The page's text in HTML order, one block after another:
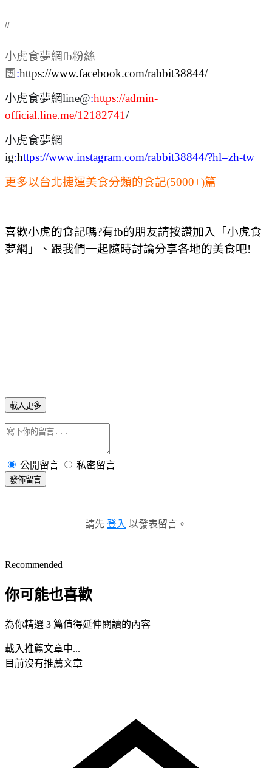
//
小虎食夢網fb粉絲
團 :https://www.facebook.com/rabbit38844/
小虎食夢網line@:https://admin-
official.line.me/12182741/
小虎食夢網
ig:https://www.instagram.com/rabbit38844/?hl=zh-tw
更多以台北捷運美食分類的食記(5000+)篇
喜歡小虎的食記嗎?有fb的朋友請按讚加入「小虎食
夢網」、跟我們一起隨時討論分享各地的美食吧!
載入更多
公開留言 私密留言
發佈留言
請先 登入 以發表留言。
Recommended
你可能也喜歡
為你精選 3 篇值得延伸閱讀的內容
載入推薦文章中...
目前沒有推薦文章